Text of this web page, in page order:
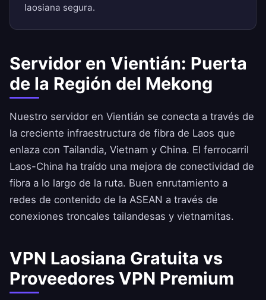
laosiana segura.
Servidor en Vientián: Puerta
de la Región del Mekong
Nuestro servidor en Vientián se conecta a través de
la creciente infraestructura de fibra de Laos que
enlaza con Tailandia, Vietnam y China. El ferrocarril
Laos-China ha traído una mejora de conectividad de
fibra a lo largo de la ruta. Buen enrutamiento a
redes de contenido de la ASEAN a través de
conexiones troncales tailandesas y vietnamitas.
VPN Laosiana Gratuita vs
Proveedores VPN Premium